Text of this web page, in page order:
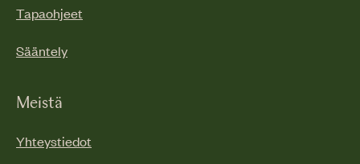
Tapaohjeet
Sääntely
Meistä
Yhteystiedot